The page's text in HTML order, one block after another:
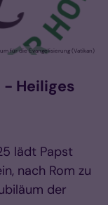
für die Evangelisierung (Vatikan)
- Heiliges
lädt Papst
nach Rom zu
der